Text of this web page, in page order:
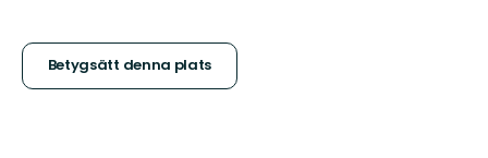
stjärnor
Betygsätt denna plats